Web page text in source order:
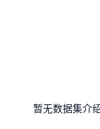
暂无数据集介